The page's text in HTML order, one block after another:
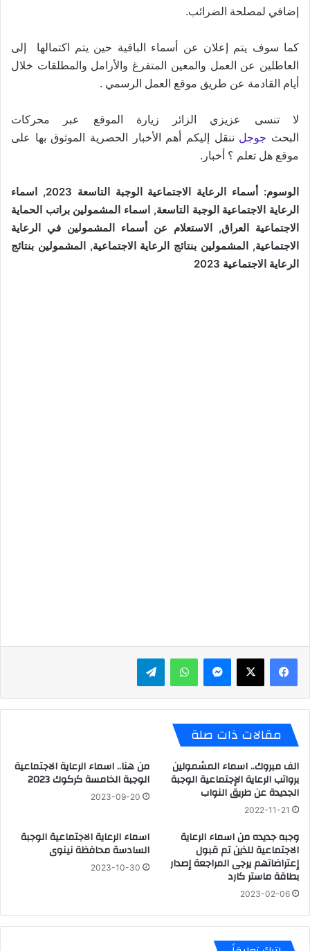
إضافي لمصلحة الضرائب.
كما سوف يتم إعلان عن أسماء الباقية حين يتم اكتمالها إلى
العاطلين عن العمل والمعين المتفرغ والأرامل والمطلقات خلال
أيام القادمة عن طريق موقع العمل الرسمي .
لا تنسى عزيزي الزائر زيارة الموقع عبر محركات
البحث جوجل ننقل إليكم أهم الأخبار الحصرية الموثوق بها على
موقع هل تعلم ؟ أخبار.
الوسوم: أسماء الرعاية الاجتماعية الوجبة التاسعة 2023, اسماء
الرعاية الاجتماعية الوجبة التاسعة, اسماء المشمولين براتب الحماية
الاجتماعية العراق, الاستعلام عن أسماء المشمولين في الرعاية
الاجتماعية, المشمولين بنتائج الرعاية الاجتماعية, المشمولين بنتائج
الرعاية الاجتماعية 2023
ماسنجر واتساب تيلقرام
مقالات ذات صلة
الف مبروك.. اسماء المشمولين
برواتب الرعاية الإجتماعية الوجبة
الجديدة عن طريق النواب
2022-11-21
من هنا.. اسماء الرعاية الاجتماعية
الوجبة الخامسة كركوك 2023
2023-09-20
وجبه جديده من اسماء الرعاية
الاجتماعية للذين تم قبول
إعتراضاتهم يرجى المراجعة إصدار
بطاقة ماستر كارد
2023-02-06
اسماء الرعاية الاجتماعية الوجبة
السادسة محافظة نينوى
2023-10-30